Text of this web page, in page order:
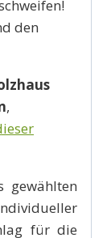
den
,
gewählten
für die